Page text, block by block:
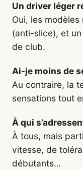
Un driver léger
Oui, les
(anti-slice), et
de club.
Ai-je moins de
Au contraire, la
sensations tout
À qui
À tous, mais
vitesse, de
débutants…